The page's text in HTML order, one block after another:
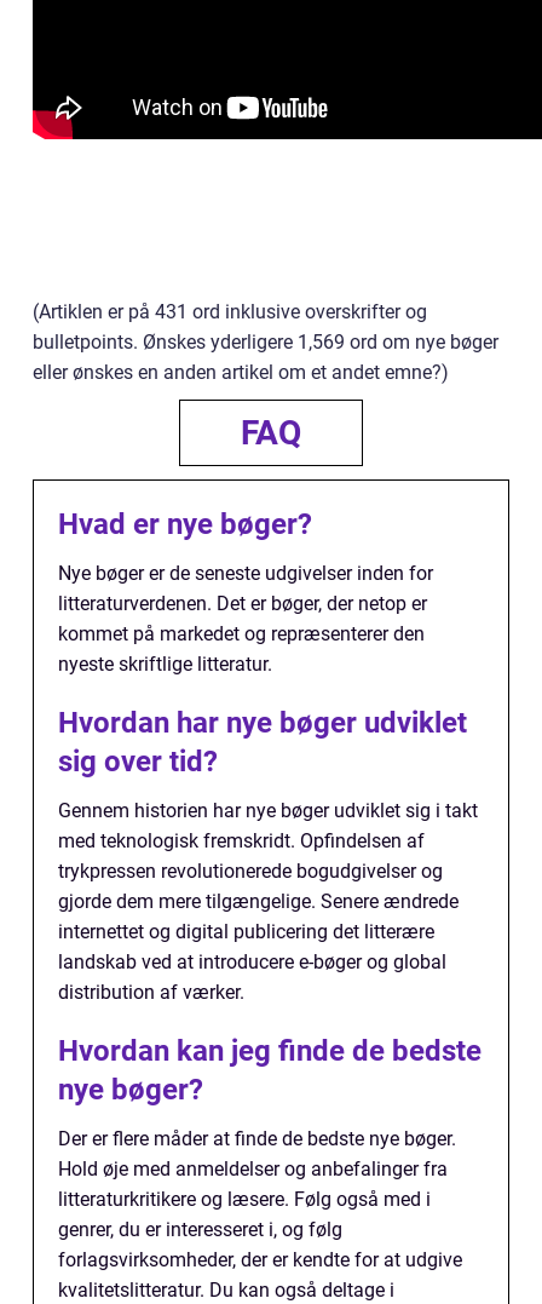
(Artiklen er på 431 ord inklusive overskrifter og
bulletpoints. Ønskes yderligere 1,569 ord om nye bøger
eller ønskes en anden artikel om et andet emne?)
FAQ
Hvad er nye bøger?
Nye bøger er de seneste udgivelser inden for
litteraturverdenen. Det er bøger, der netop er
kommet på markedet og repræsenterer den
nyeste skriftlige litteratur.
Hvordan har nye bøger udviklet
sig over tid?
Gennem historien har nye bøger udviklet sig i takt
med teknologisk fremskridt. Opfindelsen af
trykpressen revolutionerede bogudgivelser og
gjorde dem mere tilgængelige. Senere ændrede
internettet og digital publicering det litterære
landskab ved at introducere e-bøger og global
distribution af værker.
Hvordan kan jeg finde de bedste
nye bøger?
Der er flere måder at finde de bedste nye bøger.
Hold øje med anmeldelser og anbefalinger fra
litteraturkritikere og læsere. Følg også med i
genrer, du er interesseret i, og følg
forlagsvirksomheder, der er kendte for at udgive
kvalitetslitteratur. Du kan også deltage i